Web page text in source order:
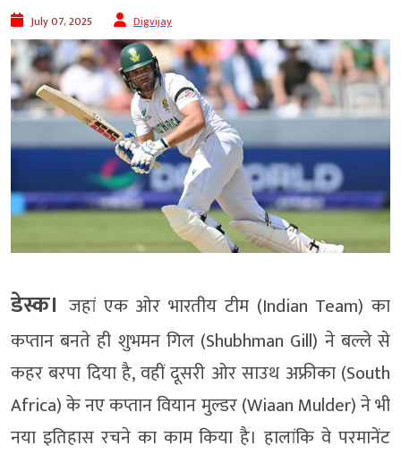
July 07, 2025 Digvijay
डेस्क। जहां एक ओर भारतीय टीम (Indian Team) का
कप्तान बनते ही शुभमन गिल (Shubhman Gill) ने बल्ले से
कहर बरपा दिया है, वहीं दूसरी ओर साउथ अफ्रीका (South
Africa) के नए कप्तान वियान मुल्डर (Wiaan Mulder) ने भी
नया इतिहास रचने का काम किया है। हालांकि वे परमानेंट